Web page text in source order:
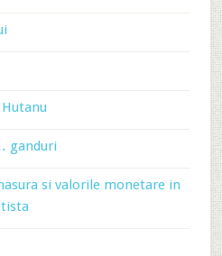
ganduri
si valorile monetare in